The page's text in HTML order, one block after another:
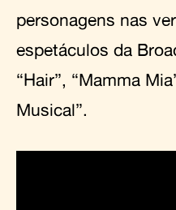
personagens nas
espetáculos da
“Hair”, “Mamma
Musical”.